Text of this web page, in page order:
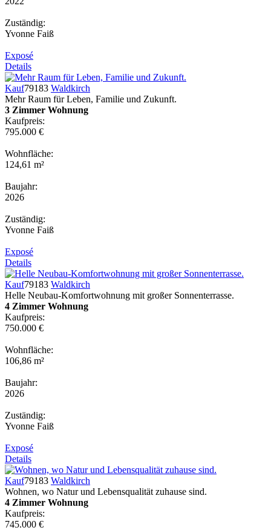
Zuständig:
Yvonne Faiß
Exposé
Details
Kauf79183 Waldkirch
Mehr Raum für Leben, Familie und Zukunft.
3 Zimmer Wohnung
Kaufpreis:
795.000 €
Wohnfläche:
124,61 m²
Baujahr:
2026
Zuständig:
Yvonne Faiß
Exposé
Details
Kauf79183 Waldkirch
Helle Neubau-Komfortwohnung mit großer Sonnenterrasse.
4 Zimmer Wohnung
Kaufpreis:
750.000 €
Wohnfläche:
106,86 m²
Baujahr:
2026
Zuständig:
Yvonne Faiß
Exposé
Details
Kauf79183 Waldkirch
Wohnen, wo Natur und Lebensqualität zuhause sind.
4 Zimmer Wohnung
Kaufpreis:
745.000 €